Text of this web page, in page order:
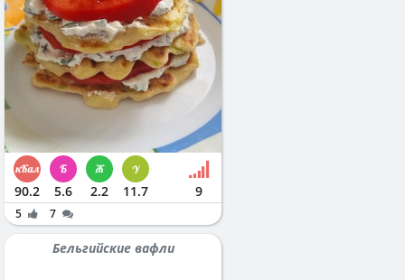
90.2 5.6 2.2 11.7 9
5 7
Бельгийские вафли